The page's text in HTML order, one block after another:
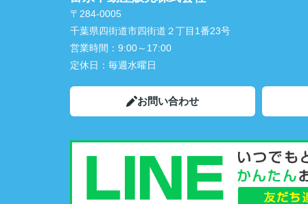
〒284-0005
千葉県四街道市四街道２丁目1番23号
営業時間： 9:00～17:00
定休日： 毎週水曜日
お問い合わせ